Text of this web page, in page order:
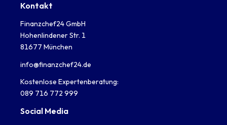
Kontakt
Finanzchef24 GmbH
Hohenlindener Str. 1
81677 München
info@finanzchef24.de
Kostenlose Expertenberatung:
089 716 772 999
Social Media